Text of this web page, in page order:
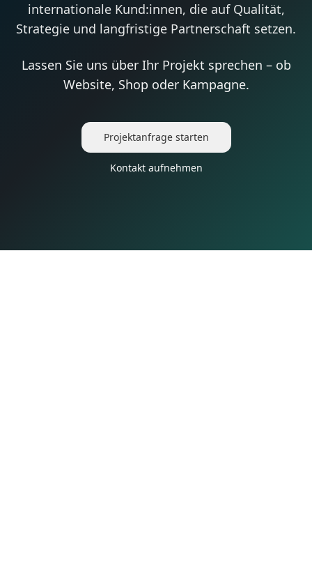
internationale Kund:innen, die auf Qualität,
Strategie und langfristige Partnerschaft setzen.
Lassen Sie uns über Ihr Projekt sprechen – ob
Website, Shop oder Kampagne.
Projektanfrage starten
Kontakt aufnehmen